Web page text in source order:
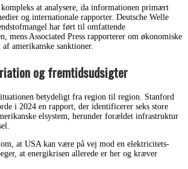
at analysere, da informationen primært
og internationale rapporter. Deutsche Welle
har ført til omfattende
mens Associated Press rapporterer om økonomiske
amerikanske sanktioner.
og fremtidsudsigter
betydeligt fra region til region. Stanford
i 2024 en rapport, der identificerer seks store
elsystem, herunder forældet infrastruktur
at USA kan være på vej mod en elektricitets-
at energikrisen allerede er her og kræver